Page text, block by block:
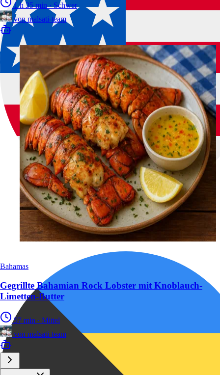
1 h 35 min ·Schwer
von malsati-team
Bahamas
Gegrillte Bahamian Rock Lobster mit Knoblauch-
Limetten-Butter
57 min · Mittel
von malsati-team